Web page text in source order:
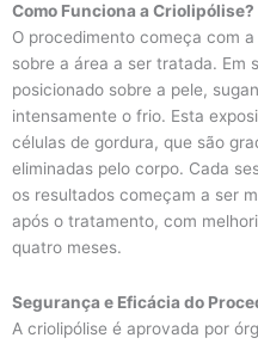
Como Funciona a Criolipólise?
O procedimento começa com
sobre a área a ser tratada. Em
posicionado sobre a pele,
intensamente o frio. Esta
células de gordura, que são
eliminadas pelo corpo. Cada
os resultados começam a ser
após o tratamento, com
quatro meses.
Segurança e Eficácia do
A criolipólise é aprovada por